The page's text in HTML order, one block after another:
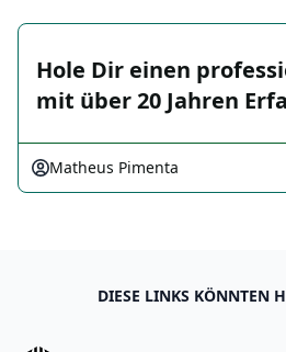
Hole Dir einen
mit über 20 Jahren
Matheus Pimenta
DIESE LINKS KÖNNTEN